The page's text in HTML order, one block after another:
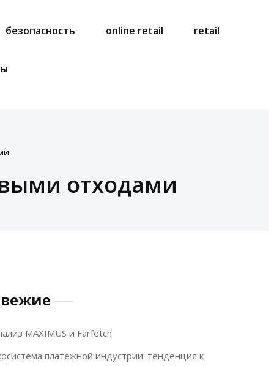
безопасность online retail retail
отходами
MAXIMUS и Farfetch
платежной индустрии: тенденция к